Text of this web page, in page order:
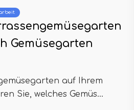
Gemüsegarten
auf Ihrem
Sie, welches Gemüs...